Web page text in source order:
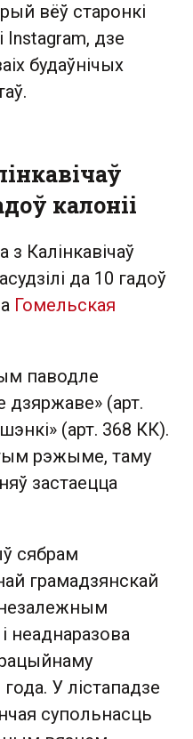
вёў старонкі
Instagram, дзе
будаўнічых
калоніі
з Калінкавічаў
да 10 гадоў
Гомельская
паводле
дзяржаве» (арт.
(арт. 368 КК).
рэжыме, таму
застаецца
сябрам
грамадзянскай
незалежным
неаднаразова
У лістападзе
супольнасць